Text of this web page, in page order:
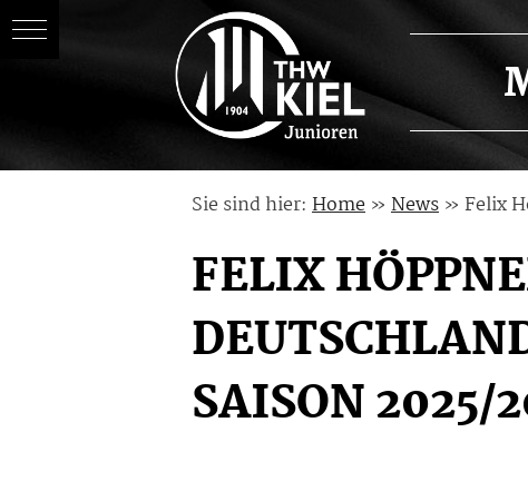
Sie sind hier: Home » News » Felix
FELIX
SAISON 2025/